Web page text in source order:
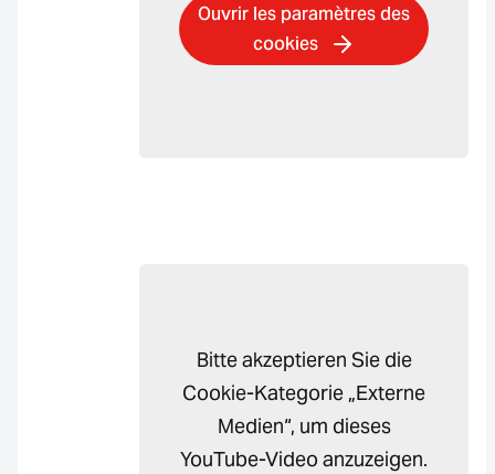
Ouvrir les paramètres des
cookies
Bitte akzeptieren Sie die
Cookie-Kategorie „Externe
Medien“, um dieses
YouTube-Video anzuzeigen.